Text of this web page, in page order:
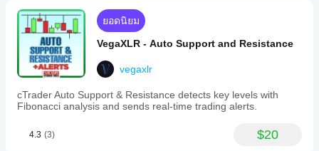
ภายใต้
สภาวะ
ตลาดที่
หลาก
หลาย
หรือ
ไม่?
ใช่ คุณสามารถ
แก้ไข
พารามิเตอร์
เพื่อ
ปรับอินดิเค
เตอร์ให้เหมาะ
กับกลยุทธ์ของ
ยอดนิยม
VegaXLR - Auto Support and Resistance
vegaxlr
cTrader Auto Support & Resistance detects key levels with
Fibonacci analysis and sends real-time trading alerts.
4.3 (3) $20